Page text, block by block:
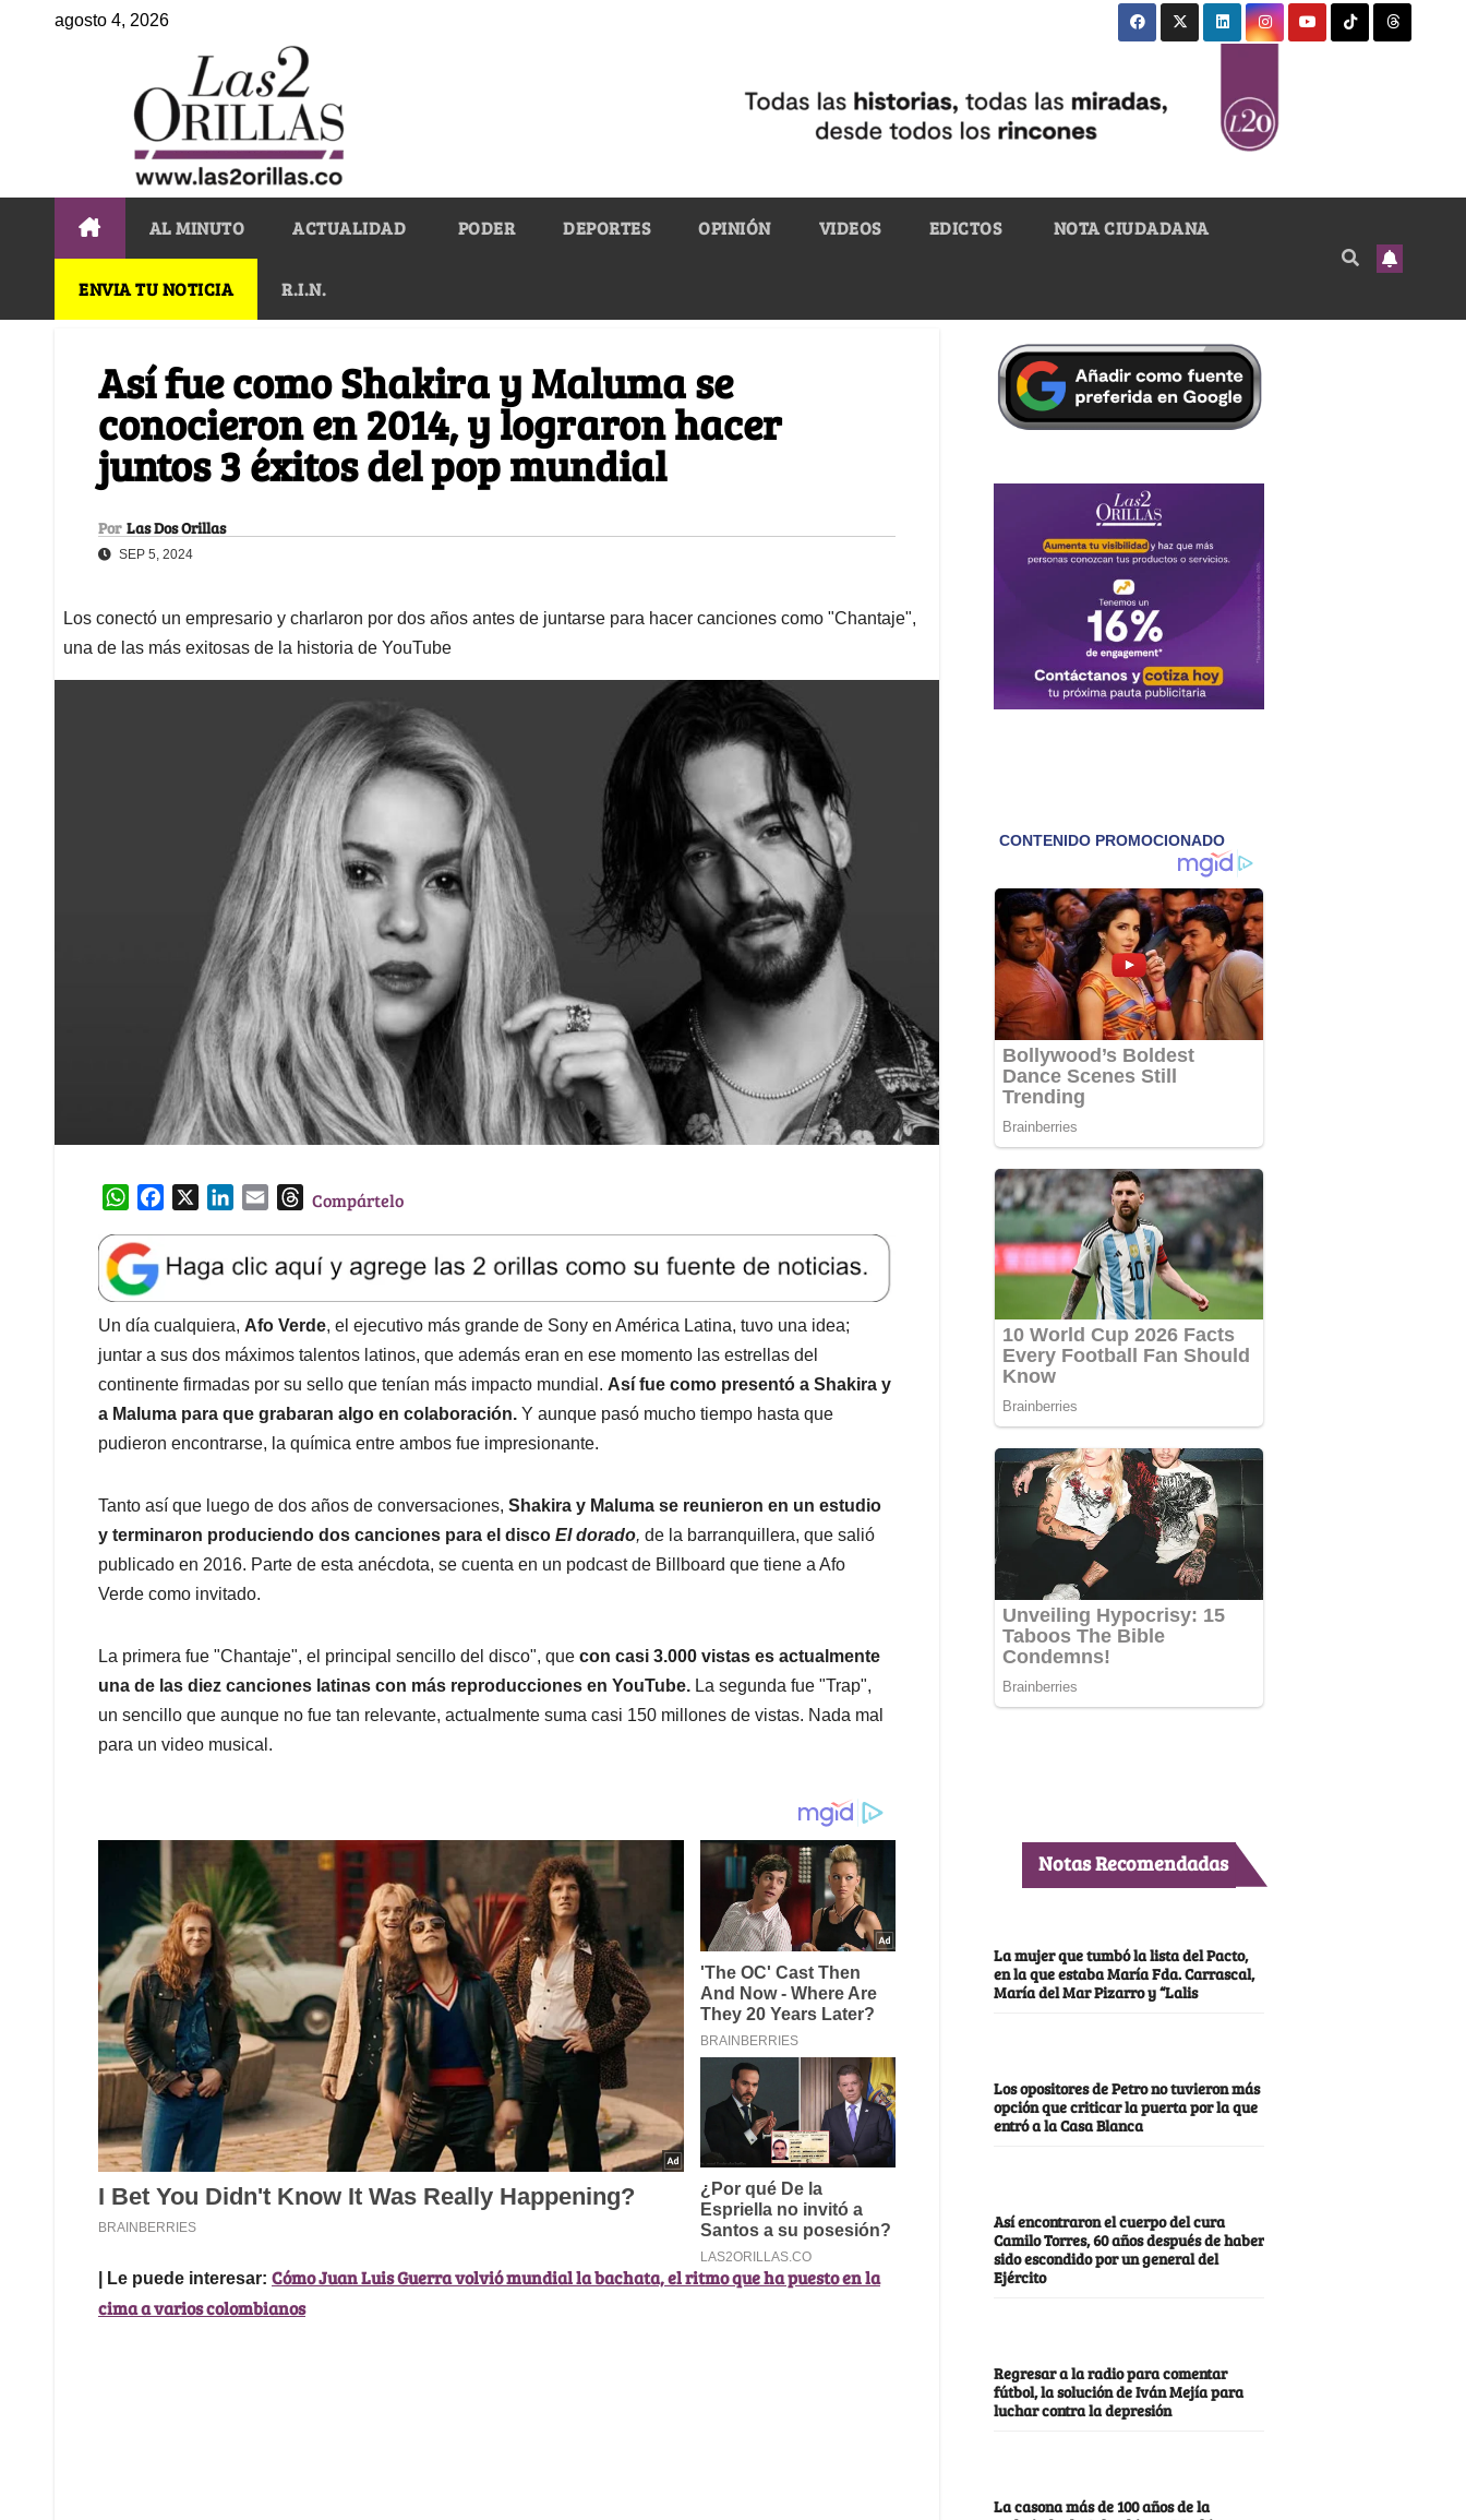
agosto 4, 2026
AL MINUTO ACTUALIDAD PODER DEPORTES OPINIÓN VIDEOS EDICTOS NOTA CIUDADANA
ENVIA TU NOTICIA R.I.N.
Así fue como Shakira y Maluma se
conocieron en 2014, y lograron hacer
juntos 3 éxitos del pop mundial
Por Las Dos Orillas
SEP 5, 2024
Los conectó un empresario y charlaron por dos años antes de juntarse para hacer canciones como "Chantaje",
una de las más exitosas de la historia de YouTube
W
a
t
s
A
p
p
e
b
o
o
k
k
e
d
I
n
l
T
e
a
d
s
Compártelo
Un día cualquiera, Afo Verde, el ejecutivo más grande de Sony en América Latina, tuvo una idea;
juntar a sus dos máximos talentos latinos, que además eran en ese momento las estrellas del
continente firmadas por su sello que tenían más impacto mundial. Así fue como presentó a Shakira y
a Maluma para que grabaran algo en colaboración. Y aunque pasó mucho tiempo hasta que
pudieron encontrarse, la química entre ambos fue impresionante.
Tanto así que luego de dos años de conversaciones, Shakira y Maluma se reunieron en un estudio
y terminaron produciendo dos canciones para el disco El dorado, de la barranquillera, que salió
publicado en 2016. Parte de esta anécdota, se cuenta en un podcast de Billboard que tiene a Afo
Verde como invitado.
La primera fue "Chantaje", el principal sencillo del disco", que con casi 3.000 vistas es actualmente
una de las diez canciones latinas con más reproducciones en YouTube. La segunda fue "Trap",
un sencillo que aunque no fue tan relevante, actualmente suma casi 150 millones de vistas. Nada mal
para un video musical.
| Le puede interesar: Cómo Juan Luis Guerra volvió mundial la bachata, el ritmo que ha puesto en la
cima a varios colombianos
Notas Recomendadas
La mujer que tumbó la lista del Pacto,
en la que estaba María Fda. Carrascal,
María del Mar Pizarro y “Lalis
Los opositores de Petro no tuvieron más
opción que criticar la puerta por la que
entró a la Casa Blanca
Así encontraron el cuerpo del cura
Camilo Torres, 60 años después de haber
sido escondido por un general del
Ejército
Regresar a la radio para comentar
fútbol, la solución de Iván Mejía para
luchar contra la depresión
La casona más de 100 años de la